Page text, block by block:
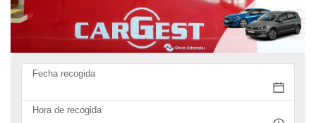
Fecha recogida
Hora de recogida